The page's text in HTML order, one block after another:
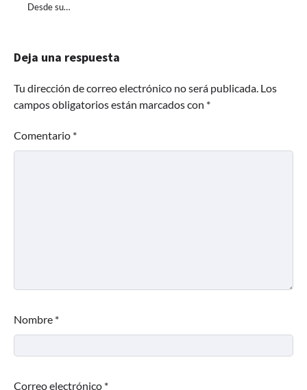
Desde su…
Deja una respuesta
Tu dirección de correo electrónico no será publicada. Los
campos obligatorios están marcados con *
Comentario *
Nombre *
Correo electrónico *